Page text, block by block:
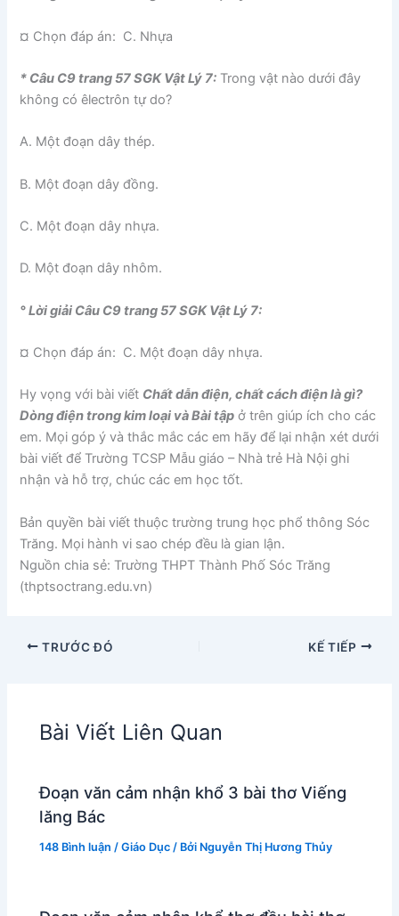
¤ Chọn đáp án: C. Nhựa
* Câu C9 trang 57 SGK Vật Lý 7: Trong vật nào dưới đây
không có êlectrôn tự do?
A. Một đoạn dây thép.
B. Một đoạn dây đồng.
C. Một đoạn dây nhựa.
D. Một đoạn dây nhôm.
° Lời giải Câu C9 trang 57 SGK Vật Lý 7:
¤ Chọn đáp án: C. Một đoạn dây nhựa.
Hy vọng với bài viết Chất dẫn điện, chất cách điện là gì?
Dòng điện trong kim loại và Bài tập ở trên giúp ích cho các
em. Mọi góp ý và thắc mắc các em hãy để lại nhận xét dưới
bài viết để Trường TCSP Mẫu giáo – Nhà trẻ Hà Nội ghi
nhận và hỗ trợ, chúc các em học tốt.
Bản quyền bài viết thuộc trường trung học phổ thông Sóc
Trăng. Mọi hành vi sao chép đều là gian lận.
Nguồn chia sẻ: Trường THPT Thành Phố Sóc Trăng
(thptsoctrang.edu.vn)
TRƯỚC ĐÓ KẾ TIẾP
Bài Viết Liên Quan
Đoạn văn cảm nhận khổ 3 bài thơ Viếng
lăng Bác
148 Bình luận /Giáo Dục / Bởi Nguyễn Thị Hương Thủy